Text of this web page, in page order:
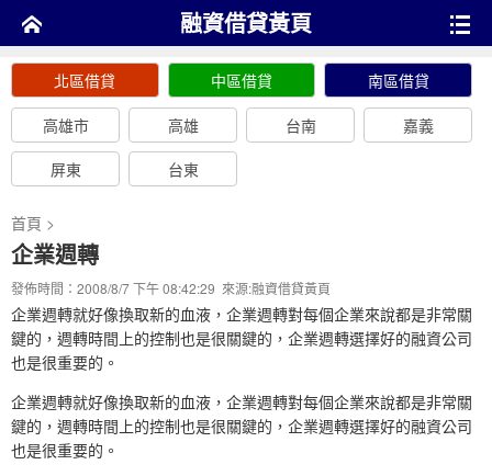
融資借貸黃頁
北區借貸 中區借貸 南區借貸
高雄市 高雄 台南
嘉義
屏東
台東
首頁 >
企業週轉
發佈時間：2008/8/7 下午 08:42:29 來源:融資借貸黃頁
企業週轉就好像換取新的血液，企業週轉對每個企業來說都是非常關
鍵的，週轉時間上的控制也是很關鍵的，企業週轉選擇好的融資公司
也是很重要的。
企業週轉就好像換取新的血液，企業週轉對每個企業來說都是非常關
鍵的，週轉時間上的控制也是很關鍵的，企業週轉選擇好的融資公司
也是很重要的。